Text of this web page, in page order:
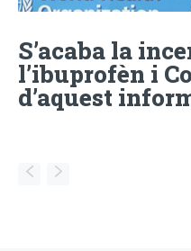
S’acaba la
l’ibuprofèn i
d’aquest